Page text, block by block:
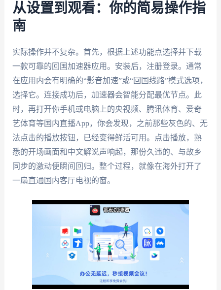
从设置到观看：你的简易操作指
南
实际操作并不复杂。首先，根据上述功能点选择并下载
一款可靠的回国加速器应用。安装后，注册登录。通常
在应用内会有明确的“影音加速”或“回国线路”模式选项，
选择它。连接成功后，加速器会智能分配最优节点。此
时，再打开你手机或电脑上的央视频、腾讯体育、爱奇
艺体育等国内直播App，你会发现，之前那些灰色的、无
法点击的播放按钮，已经变得鲜活可用。点击播放，熟
悉的开场画面和中文解说声响起，那份久违的、与故乡
同步的激动便瞬间回归。整个过程，就像在海外打开了
一扇直通国内客厅电视的窗。